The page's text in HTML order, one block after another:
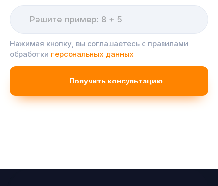
Нажимая кнопку, вы соглашаетесь с правилами
обработки персональных данных